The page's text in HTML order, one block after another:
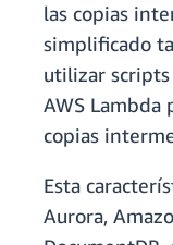
las copias
simplificado
utilizar
AWS Lambda
copias
Esta
Aurora,